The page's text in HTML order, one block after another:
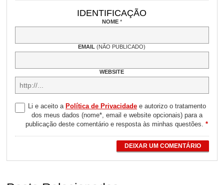
IDENTIFICAÇÃO
NOME *
EMAIL(NÃO PUBLICADO)
WEBSITE
Li e aceito a Política de Privacidadee autorizo o tratamento
dos meus dados (nome*, email e website opcionais) para a
publicação deste comentário e resposta às minhas questões.*
DEIXAR UM COMENTÁRIO